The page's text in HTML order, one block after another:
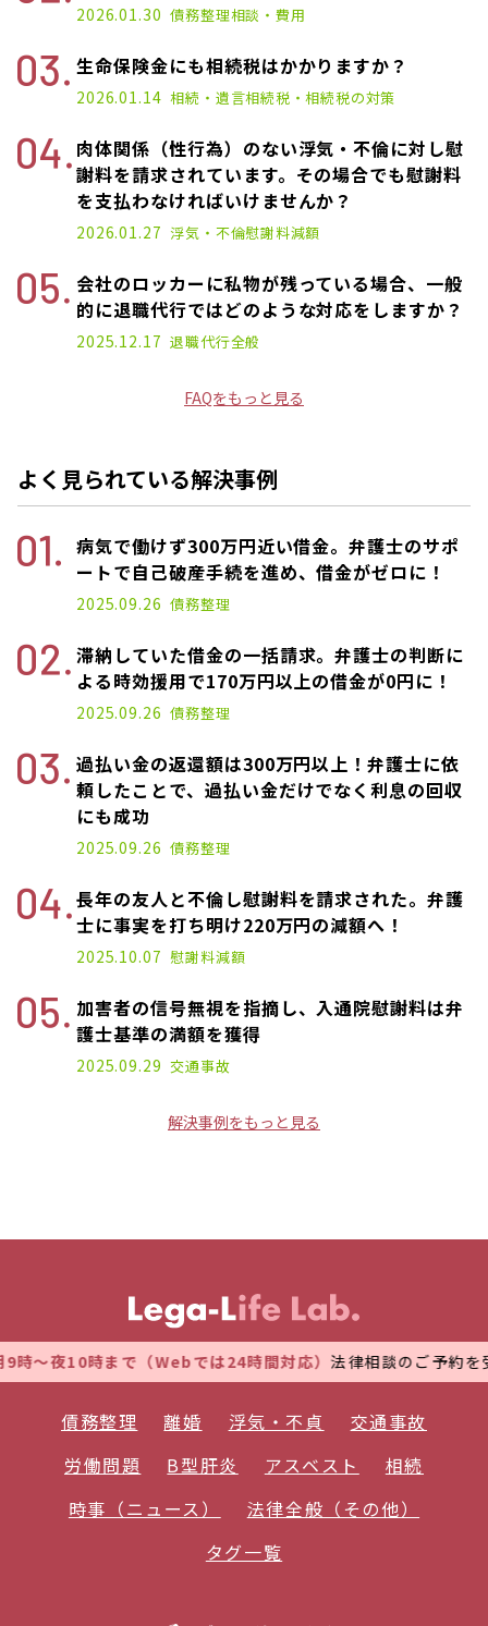
2026.01.30 債務整理相談・費用
生命保険金にも相続税はかかりますか？
2026.01.14 相続・遺言相続税・相続税の対策
肉体関係（性行為）のない浮気・不倫に対し慰
謝料を請求されています。その場合でも慰謝料
を支払わなければいけませんか？
2026.01.27 浮気・不倫慰謝料減額
会社のロッカーに私物が残っている場合、一般
的に退職代行ではどのような対応をしますか？
2025.12.17 退職代行全般
FAQをもっと見る
よく見られている解決事例
病気で働けず300万円近い借金。弁護士のサポ
ートで自己破産手続を進め、借金がゼロに！
2025.09.26 債務整理
滞納していた借金の一括請求。弁護士の判断に
よる時効援用で170万円以上の借金が0円に！
2025.09.26 債務整理
過払い金の返還額は300万円以上！弁護士に依
頼したことで、過払い金だけでなく利息の回収
にも成功
2025.09.26 債務整理
長年の友人と不倫し慰謝料を請求された。弁護
士に事実を打ち明け220万円の減額へ！
2025.10.07 慰謝料減額
加害者の信号無視を指摘し、入通院慰謝料は弁
護士基準の満額を獲得
2025.09.29 交通事故
解決事例をもっと見る
夜10時まで（Webでは24時間対応）法律相談のご予約を受
債務整理 離婚 浮気・不貞
交通事故
労働問題
B型肝炎 アスベスト
相続
時事（ニュース）
法律全般（その他）
タグ一覧